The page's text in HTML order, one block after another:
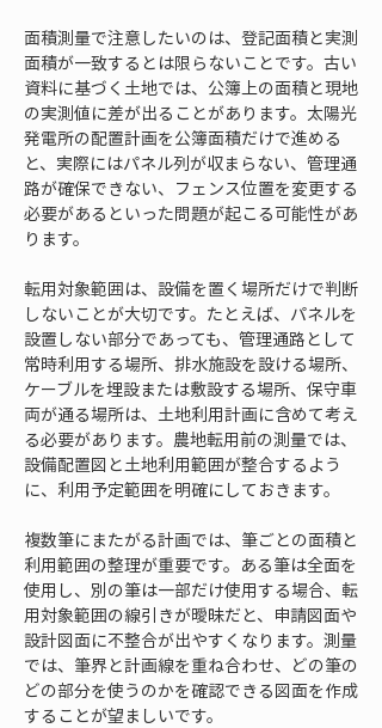
面積測量で注意したいのは、登記面積と実測
面積が一致するとは限らないことです。古い
資料に基づく土地では、公簿上の面積と現地
の実測値に差が出ることがあります。太陽光
発電所の配置計画を公簿面積だけで進める
と、実際にはパネル列が収まらない、管理通
路が確保できない、フェンス位置を変更する
必要があるといった問題が起こる可能性があ
ります。
転用対象範囲は、設備を置く場所だけで判断
しないことが大切です。たとえば、パネルを
設置しない部分であっても、管理通路として
常時利用する場所、排水施設を設ける場所、
ケーブルを埋設または敷設する場所、保守車
両が通る場所は、土地利用計画に含めて考え
る必要があります。農地転用前の測量では、
設備配置図と土地利用範囲が整合するよう
に、利用予定範囲を明確にしておきます。
複数筆にまたがる計画では、筆ごとの面積と
利用範囲の整理が重要です。ある筆は全面を
使用し、別の筆は一部だけ使用する場合、転
用対象範囲の線引きが曖昧だと、申請図面や
設計図面に不整合が出やすくなります。測量
では、筆界と計画線を重ね合わせ、どの筆の
どの部分を使うのかを確認できる図面を作成
することが望ましいです。